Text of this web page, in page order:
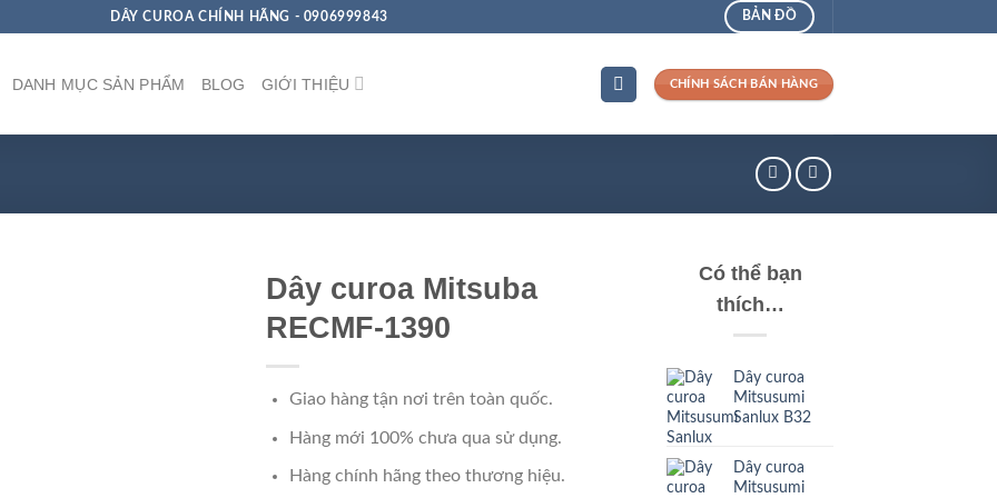
DÂY CUROA CHÍNH HÃNG - 0906999843 BẢN ĐỒ
DANH MỤC SẢN PHẨM BLOG GIỚI THIỆU CHÍNH SÁCH BÁN HÀNG
Dây curoa Mitsuba
RECMF-1390
Giao hàng tận nơi trên toàn quốc.
Hàng mới 100% chưa qua sử dụng.
Hàng chính hãng theo thương hiệu.
Có thể bạn
thích…
Dây curoa
Mitsusumi
Sanlux B32
Dây curoa
Mitsusumi